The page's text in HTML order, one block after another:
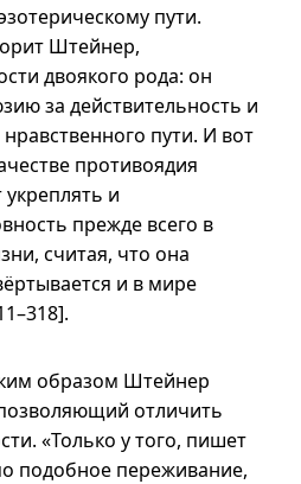
пути.
Штейнер,
двоякого рода: он
за действительность и
пути. И вот
противоядия
и
прежде всего в
считая, что она
и в мире
].
образом Штейнер
отличить
«Только у того, пишет
подобное переживание,